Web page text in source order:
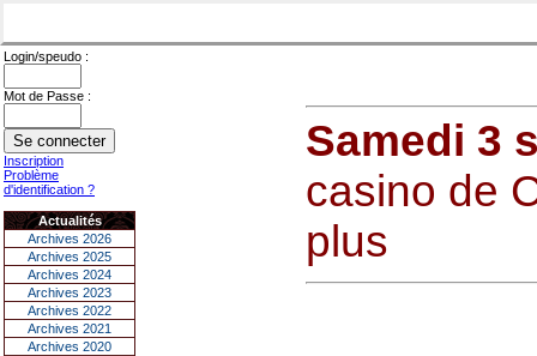
Login/speudo :
Mot de Passe :
Inscription
Problème
d'identification ?
Actualités
Archives 2026
Archives 2025
Archives 2024
Archives 2023
Archives 2022
Archives 2021
Archives 2020
Samedi 3
casino de
plus